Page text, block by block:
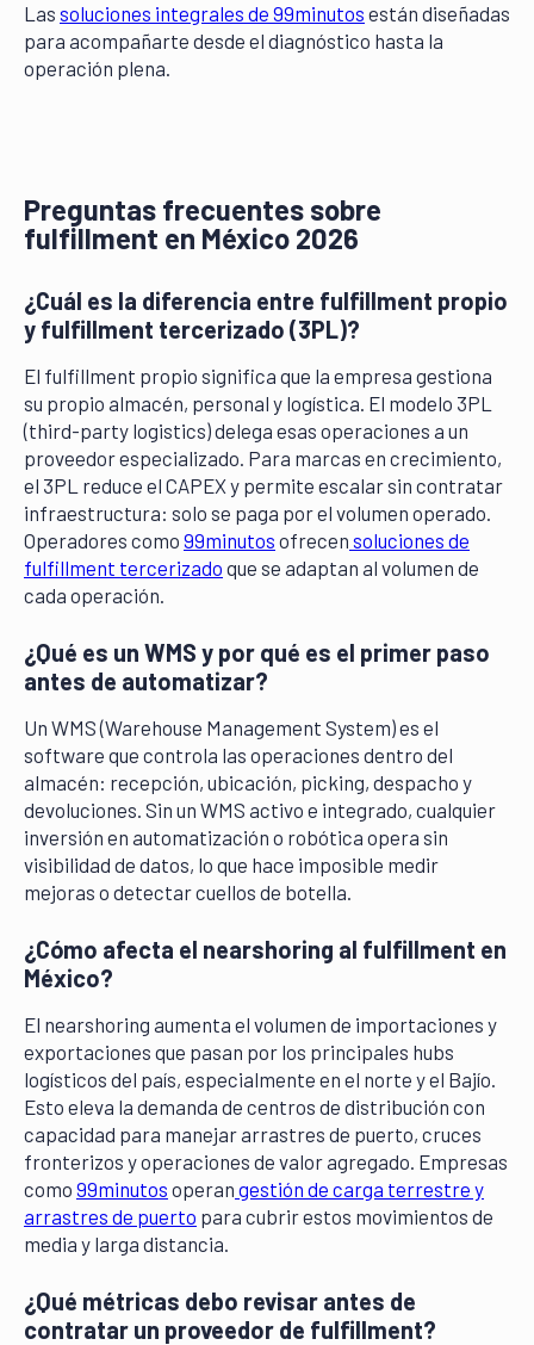
Las soluciones integrales de 99minutos están diseñadas
para acompañarte desde el diagnóstico hasta la
operación plena.
Preguntas frecuentes sobre
fulfillment en México 2026
¿Cuál es la diferencia entre fulfillment propio
y fulfillment tercerizado (3PL)?
El fulfillment propio significa que la empresa gestiona
su propio almacén, personal y logística. El modelo 3PL
(third-party logistics) delega esas operaciones a un
proveedor especializado. Para marcas en crecimiento,
el 3PL reduce el CAPEX y permite escalar sin contratar
infraestructura: solo se paga por el volumen operado.
Operadores como 99minutos ofrecen soluciones de
fulfillment tercerizado que se adaptan al volumen de
cada operación.
¿Qué es un WMS y por qué es el primer paso
antes de automatizar?
Un WMS (Warehouse Management System) es el
software que controla las operaciones dentro del
almacén: recepción, ubicación, picking, despacho y
devoluciones. Sin un WMS activo e integrado, cualquier
inversión en automatización o robótica opera sin
visibilidad de datos, lo que hace imposible medir
mejoras o detectar cuellos de botella.
¿Cómo afecta el nearshoring al fulfillment en
México?
El nearshoring aumenta el volumen de importaciones y
exportaciones que pasan por los principales hubs
logísticos del país, especialmente en el norte y el Bajío.
Esto eleva la demanda de centros de distribución con
capacidad para manejar arrastres de puerto, cruces
fronterizos y operaciones de valor agregado. Empresas
como 99minutos operan gestión de carga terrestre y
arrastres de puerto para cubrir estos movimientos de
media y larga distancia.
¿Qué métricas debo revisar antes de
contratar un proveedor de fulfillment?